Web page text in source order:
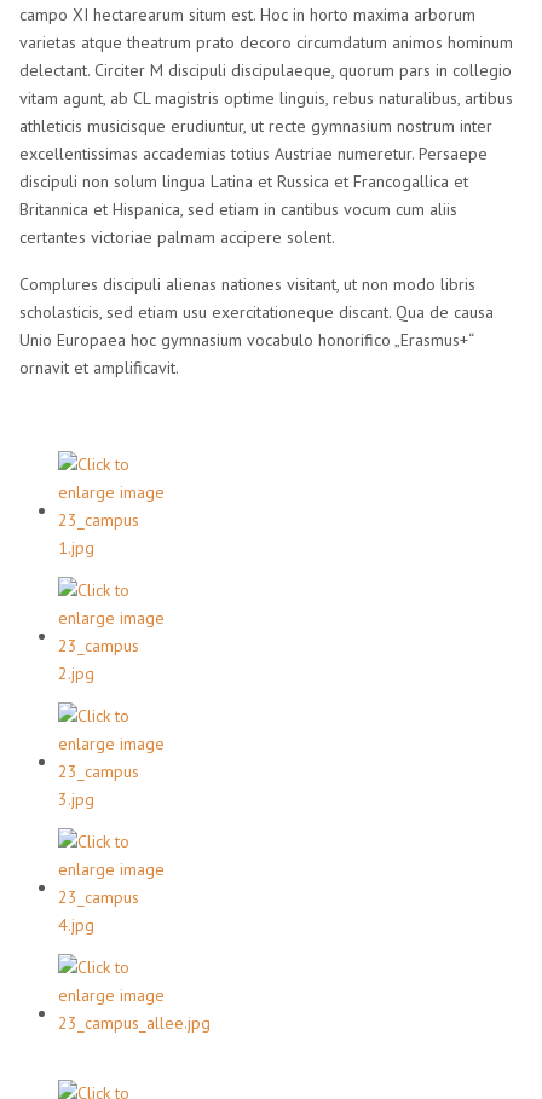
campo XI hectarearum situm est. Hoc in horto maxima arborum
varietas atque theatrum prato decoro circumdatum animos hominum
delectant. Circiter M discipuli discipulaeque, quorum pars in collegio
vitam agunt, ab CL magistris optime linguis, rebus naturalibus, artibus
athleticis musicisque erudiuntur, ut recte gymnasium nostrum inter
excellentissimas accademias totius Austriae numeretur. Persaepe
discipuli non solum lingua Latina et Russica et Francogallica et
Britannica et Hispanica, sed etiam in cantibus vocum cum aliis
certantes victoriae palmam accipere solent.
Complures discipuli alienas nationes visitant, ut non modo libris
scholasticis, sed etiam usu exercitationeque discant. Qua de causa
Unio Europaea hoc gymnasium vocabulo honorifico „Erasmus+“
ornavit et amplificavit.